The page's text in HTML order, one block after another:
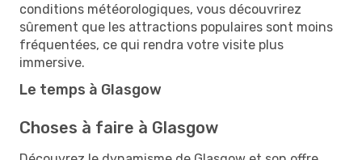
conditions météorologiques, vous découvrirez
sûrement que les attractions populaires sont moins
fréquentées, ce qui rendra votre visite plus
immersive.
Le temps à Glasgow
Choses à faire à Glasgow